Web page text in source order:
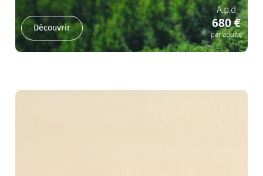
Découvrir
A.p.d
680 €
par adulte